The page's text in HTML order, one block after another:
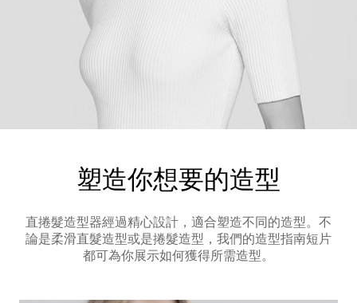
塑造你想要的造型
直捲髮造型器經過精心設計，適合塑造不同的造型。不
論是柔滑直髮造型或是捲髮造型，我們的造型指南短片
都可為你展示如何獲得所需造型。